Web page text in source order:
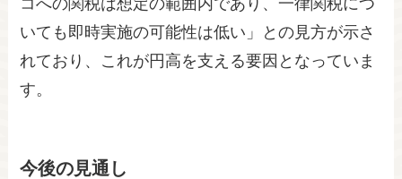
いても即時実施の可能性は低い」との見方が示さ
れており、これが円高を支える要因となっていま
す。
今後の見通し